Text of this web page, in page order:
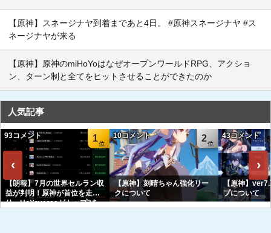
【原神】スネージナヤ到着まであと4日。 #原神スネージナヤ #ス
ネージナヤが来る
【原神】原神のmiHoYoはなぜオープンワールドRPG、アクショ
ン、ターン制と全てをヒットさせることができたのか
人気記事
‹
1
93コメント
【朗報】7月の世界セルラン収
益が判明！原神が首位を走
り、HoYoverseがトップ3を
2
10コメント
【原神】刻晴ちゃん強化リー
クについて
43コメント
【原神】
プについて
›